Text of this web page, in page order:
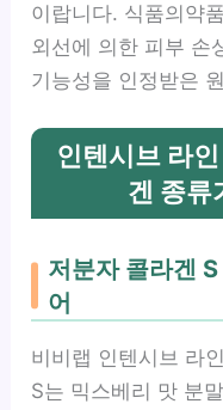
이랍니다. 식품의약
외선에 의한 피부 손
기능성을 인정받은
인텐시브 라
겐 종류
저분자 콜라겐
어
비비랩 인텐시브 라
S는 믹스베리 맛 분